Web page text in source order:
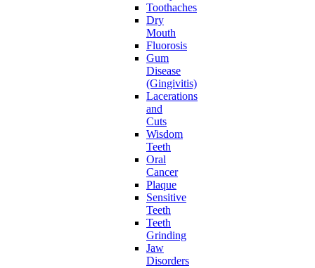
Toothaches
Dry
Mouth
Fluorosis
Gum
Disease
(Gingivitis)
Lacerations
and
Cuts
Wisdom
Teeth
Oral
Cancer
Plaque
Sensitive
Teeth
Teeth
Grinding
Jaw
Disorders